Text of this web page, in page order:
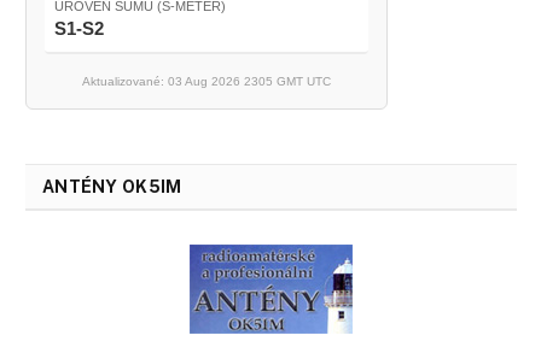
ÚROVEŇ ŠUMU (S-METER)
S1-S2
Aktualizované: 03 Aug 2026 2305 GMT UTC
ANTÉNY OK5IM